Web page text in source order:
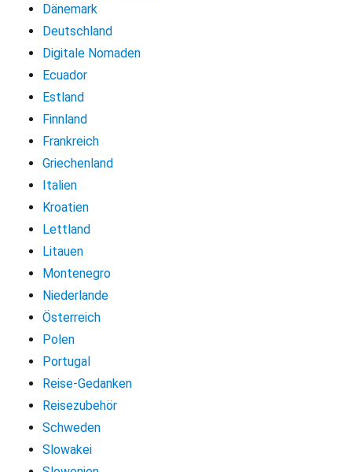
Dänemark
Deutschland
Digitale Nomaden
Ecuador
Estland
Finnland
Frankreich
Griechenland
Italien
Kroatien
Lettland
Litauen
Montenegro
Niederlande
Österreich
Polen
Portugal
Reise-Gedanken
Reisezubehör
Schweden
Slowakei